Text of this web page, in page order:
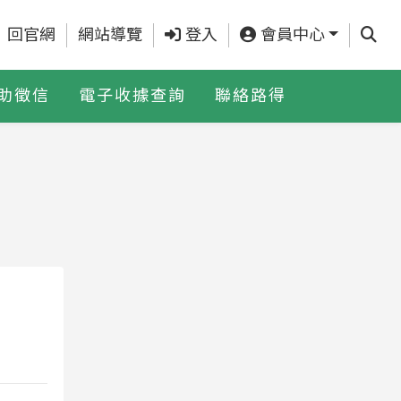
回官網 網站導覽 登入 會員中心 查詢
徵信 電子收據查詢 聯絡路得